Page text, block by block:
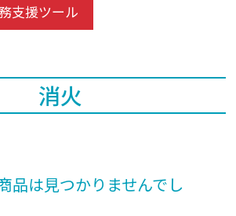
支援ツール
消火
品は見つかりませんでし